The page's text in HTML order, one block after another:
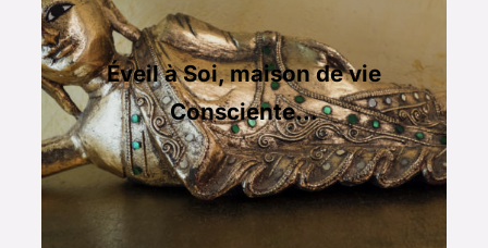
Éveil à Soi, maison de vie
Consciente…